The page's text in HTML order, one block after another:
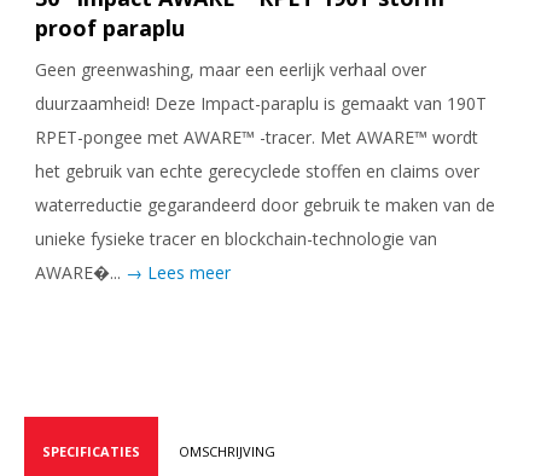
proof paraplu
Geen greenwashing, maar een eerlijk verhaal over
duurzaamheid! Deze Impact-paraplu is gemaakt van 190T
RPET-pongee met AWARE™ -tracer. Met AWARE™ wordt
het gebruik van echte gerecyclede stoffen en claims over
waterreductie gegarandeerd door gebruik te maken van de
unieke fysieke tracer en blockchain-technologie van
AWARE�... → Lees meer
SPECIFICATIES OMSCHRIJVING